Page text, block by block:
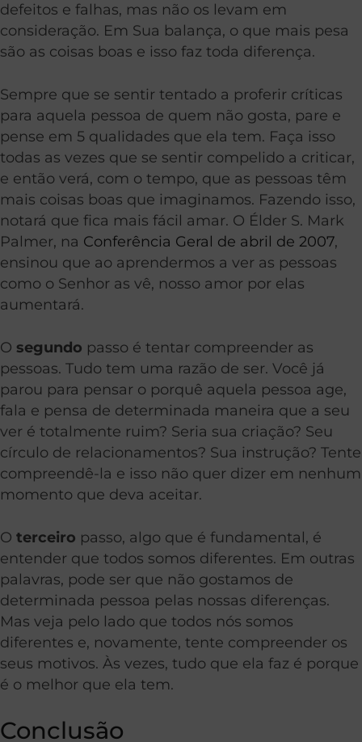
defeitos e falhas, mas não os levam em
consideração. Em Sua balança, o que mais pesa
são as coisas boas e isso faz toda diferença.
Sempre que se sentir tentado a proferir críticas
para aquela pessoa de quem não gosta, pare e
pense em 5 qualidades que ela tem. Faça isso
todas as vezes que se sentir compelido a criticar,
e então verá, com o tempo, que as pessoas têm
mais coisas boas que imaginamos. Fazendo isso,
notará que fica mais fácil amar. O Élder S. Mark
Palmer, na Conferência Geral de abril de 2007,
ensinou que ao aprendermos a ver as pessoas
como o Senhor as vê, nosso amor por elas
aumentará.
O segundo passo é tentar compreender as
pessoas. Tudo tem uma razão de ser. Você já
parou para pensar o porquê aquela pessoa age,
fala e pensa de determinada maneira que a seu
ver é totalmente ruim? Seria sua criação? Seu
círculo de relacionamentos? Sua instrução? Tente
compreendê-la e isso não quer dizer em nenhum
momento que deva aceitar.
O terceiro passo, algo que é fundamental, é
entender que todos somos diferentes. Em outras
palavras, pode ser que não gostamos de
determinada pessoa pelas nossas diferenças.
Mas veja pelo lado que todos nós somos
diferentes e, novamente, tente compreender os
seus motivos. Às vezes, tudo que ela faz é porque
é o melhor que ela tem.
Conclusão